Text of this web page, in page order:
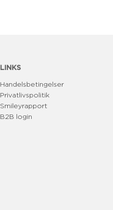
LINKS
Handelsbetingelser
Privatlivspolitik
Smileyrapport
B2B login